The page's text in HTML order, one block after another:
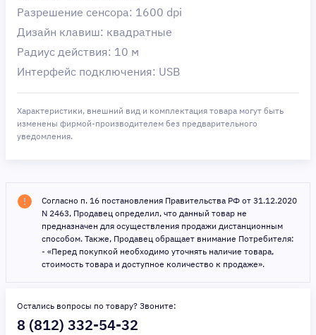
Разрешение сенсора: 1600 dpi
Дизайн клавиш: квадратные
Радиус действия: 10 м
Интерфейс подключения: USB
Характеристики, внешний вид и комплектация товара могут быть
изменены фирмой-производителем без предварительного
уведомления.
Согласно п. 16 постановления Правительства РФ от 31.12.2020
N 2463, Продавец определил, что данный товар не
предназначен для осуществления продажи дистанционным
способом. Также, Продавец обращает внимание Потребителя:
- «Перед покупкой необходимо уточнять наличие товара,
стоимость товара и доступное количество к продаже».
Остались вопросы по товару? Звоните:
8 (812) 332-54-32